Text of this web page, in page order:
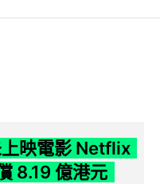
映電影 Netflix
8.19 億港元